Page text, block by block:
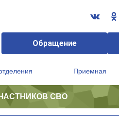
Обращение
Приемная
СВО